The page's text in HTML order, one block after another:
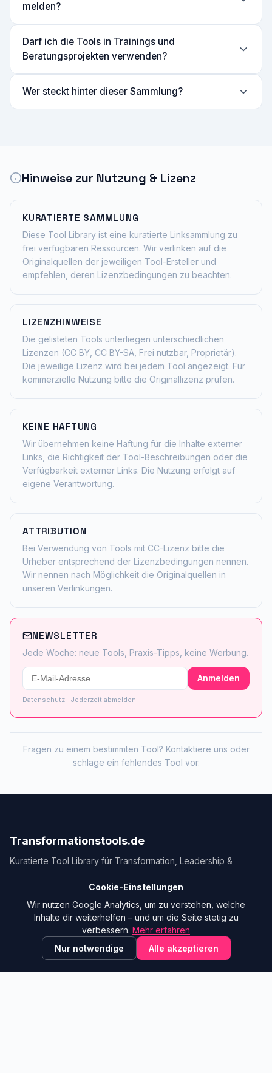
melden?
Darf ich die Tools in Trainings und
Beratungsprojekten verwenden?
Wer steckt hinter dieser Sammlung?
Hinweise zur Nutzung & Lizenz
KURATIERTE SAMMLUNG
Diese Tool Library ist eine kuratierte Linksammlung zu
frei verfügbaren Ressourcen. Wir verlinken auf die
Originalquellen der jeweiligen Tool-Ersteller und
empfehlen, deren Lizenzbedingungen zu beachten.
LIZENZHINWEISE
Die gelisteten Tools unterliegen unterschiedlichen
Lizenzen (CC BY, CC BY-SA, Frei nutzbar, Proprietär).
Die jeweilige Lizenz wird bei jedem Tool angezeigt. Für
kommerzielle Nutzung bitte die Originallizenz prüfen.
KEINE HAFTUNG
Wir übernehmen keine Haftung für die Inhalte externer
Links, die Richtigkeit der Tool-Beschreibungen oder die
Verfügbarkeit externer Links. Die Nutzung erfolgt auf
eigene Verantwortung.
ATTRIBUTION
Bei Verwendung von Tools mit CC-Lizenz bitte die
Urheber entsprechend der Lizenzbedingungen nennen.
Wir nennen nach Möglichkeit die Originalquellen in
unseren Verlinkungen.
NEWSLETTER
Jede Woche: neue Tools, Praxis-Tipps, keine Werbung.
Anmelden
Datenschutz · Jederzeit abmelden
Fragen zu einem bestimmten Tool? Kontaktiere uns oder
schlage ein fehlendes Tool vor.
Transformationstools.de
Kuratierte Tool Library für Transformation, Leadership &
NAVIGATION
Tool Library
trAInsformationstools
Blog
KONTAKT
E-Mail anzeigen
Cookie-Einstellungen
Wir nutzen Google Analytics, um zu verstehen, welche
Inhalte dir weiterhelfen – und um die Seite stetig zu
verbessern. Mehr erfahren
Nur notwendige
Alle akzeptieren